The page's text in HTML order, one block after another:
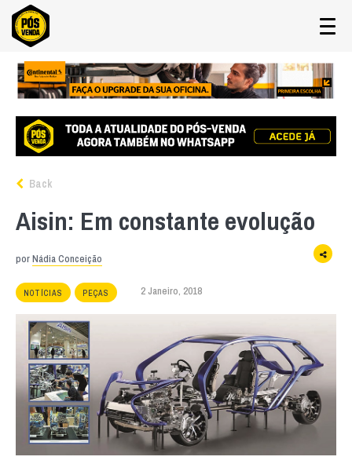
Back
Aisin: Em constante evolução
porNádia Conceição
NOTÍCIAS PEÇAS 2 Janeiro, 2018